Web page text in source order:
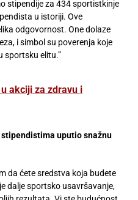
stipendije za 434 sportistkinje
u istoriji. Ove
odgovornost. One dolaze
i simbol su poverenja koje
sportsku elitu.”
akciji za zdravu i
uputio snažnu
da ćete sredstva koja budete
dalje sportsko usavršavanje,